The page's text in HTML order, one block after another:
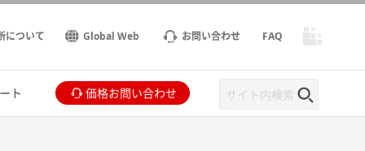
について Global Web お問い合わせ FAQ
ト 価格お問い合わせ